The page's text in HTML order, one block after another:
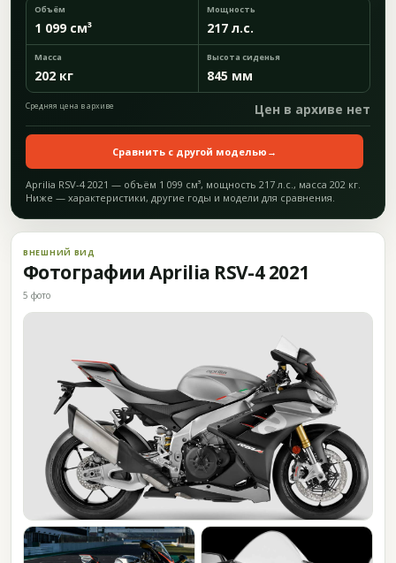
Объём
1 099 см³
Мощность
217 л.с.
Масса
202 кг
Высота сиденья
845 мм
Средняя цена в архиве Цен в архиве нет
Сравнить с другой моделью →
Aprilia RSV-4 2021 — объём 1 099 см³, мощность 217 л.с., масса 202 кг.
Ниже — характеристики, другие годы и модели для сравнения.
ВНЕШНИЙ ВИД
Фотографии Aprilia RSV-4 2021
5 фото